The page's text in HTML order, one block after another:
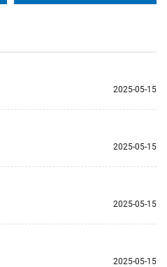
2025-05-15
2025-05-15
2025-05-15
2025-05-15